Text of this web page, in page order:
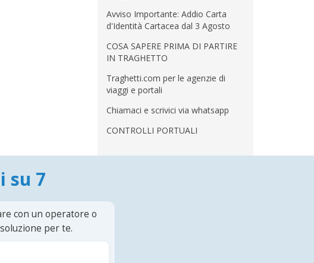
Avviso Importante: Addio Carta
d'Identità Cartacea dal 3 Agosto
COSA SAPERE PRIMA DI PARTIRE
IN TRAGHETTO
Traghetti.com per le agenzie di
viaggi e portali
Chiamaci e scrivici via whatsapp
CONTROLLI PORTUALI
su 7
con un operatore o
per te.